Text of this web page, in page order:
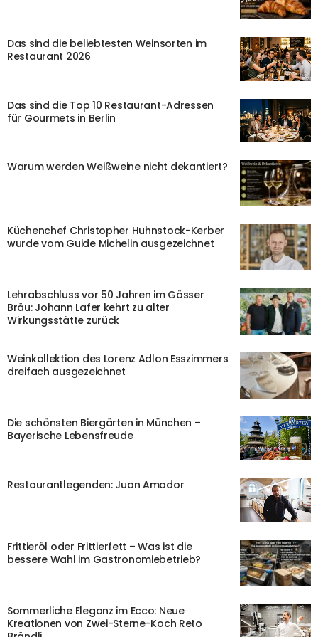
Das sind die beliebtesten Weinsorten im
Restaurant 2026
Das sind die Top 10 Restaurant-Adressen
für Gourmets in Berlin
Warum werden Weißweine nicht dekantiert?
Küchenchef Christopher Huhnstock-Kerber
wurde vom Guide Michelin ausgezeichnet
Lehrabschluss vor 50 Jahren im Gösser
Bräu: Johann Lafer kehrt zu alter
Wirkungsstätte zurück
Weinkollektion des Lorenz Adlon Esszimmers
dreifach ausgezeichnet
Die schönsten Biergärten in München –
Bayerische Lebensfreude
Restaurantlegenden: Juan Amador
Frittieröl oder Frittierfett – Was ist die
bessere Wahl im Gastronomiebetrieb?
Sommerliche Eleganz im Ecco: Neue
Kreationen von Zwei-Sterne-Koch Reto